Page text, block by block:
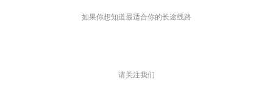
如果你想知道最适合你的长途线路
请关注我们